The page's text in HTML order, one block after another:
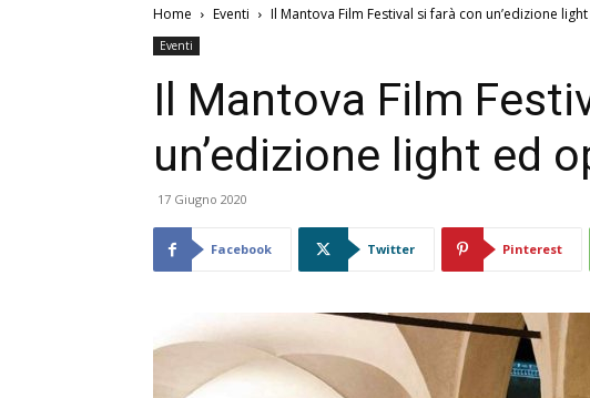
Home Eventi Il Mantova Film Festival si farà con un’edizione
Eventi
Il Mantova Film
un’edizione light ed
17 Giugno 2020
Facebook Twitter Pinterest